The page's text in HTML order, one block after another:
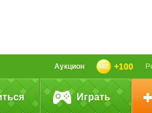
+100
Аукцион
Играть